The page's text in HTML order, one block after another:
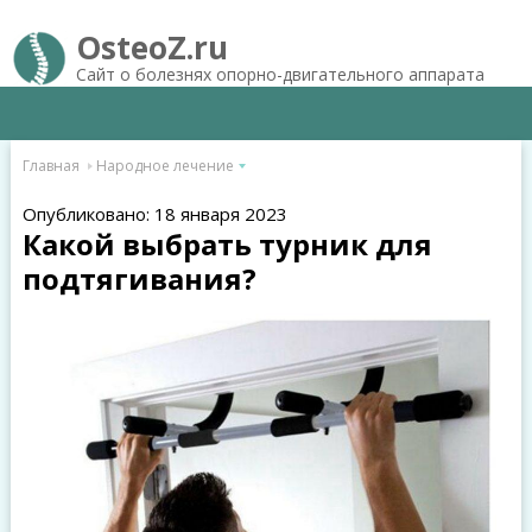
OsteoZ.ru
Сайт о болезнях опорно-двигательного аппарата
Главная Народное лечение
Опубликовано: 18 января 2023
Какой выбрать турник для
подтягивания?